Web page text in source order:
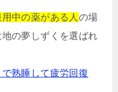
中の薬がある人 の場
の夢しずくを選ばれ
熟睡して疲労回復